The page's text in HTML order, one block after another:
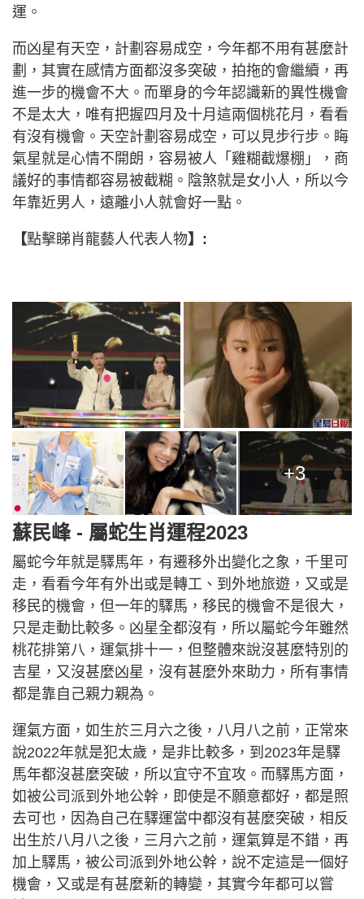
運。
而凶星有天空，計劃容易成空，今年都不用有甚麼計
劃，其實在感情方面都沒多突破，拍拖的會繼續，再
進一步的機會不大。而單身的今年認識新的異性機會
不是太大，唯有把握四月及十月這兩個桃花月，看看
有沒有機會。天空計劃容易成空，可以見步行步。䀲
氣星就是心情不開朗，容易被人「雞糊截爆棚」，商
議好的事情都容易被截糊。陰煞就是女小人，所以今
年靠近男人，遠離小人就會好一點。
【點擊睇肖龍藝人代表人物】:
+3
蘇民峰 - 屬蛇生肖運程2023
屬蛇今年就是驛馬年，有遷移外出變化之象，千里可
走，看看今年有外出或是轉工、到外地旅遊，又或是
移民的機會，但一年的驛馬，移民的機會不是很大，
只是走動比較多。凶星全都沒有，所以屬蛇今年雖然
桃花排第八，運氣排十一，但整體來說沒甚麼特別的
吉星，又沒甚麼凶星，沒有甚麼外來助力，所有事情
都是靠自己親力親為。
運氣方面，如生於三月六之後，八月八之前，正常來
說2022年就是犯太歲，是非比較多，到2023年是驛
馬年都沒甚麼突破，所以宜守不宜攻。而驛馬方面，
如被公司派到外地公幹，即使是不願意都好，都是照
去可也，因為自己在驛運當中都沒有甚麼突破，相反
出生於八月八之後，三月六之前，運氣算是不錯，再
加上驛馬，被公司派到外地公幹，說不定這是一個好
機會，又或是有甚麼新的轉變，其實今年都可以嘗